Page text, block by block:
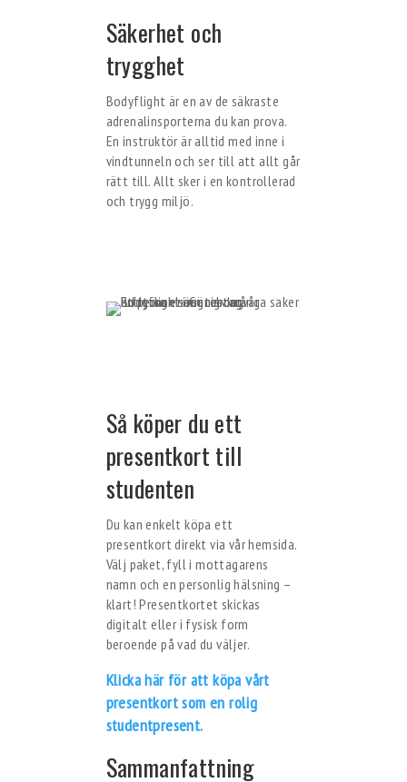
Säkerhet och
trygghet
Bodyflight är en av de säkraste
adrenalinsporterna du kan prova.
En instruktör är alltid med inne i
vindtunneln och ser till att allt går
rätt till. Allt sker i en kontrollerad
och trygg miljö.
Så köper du ett
presentkort till
studenten
Du kan enkelt köpa ett
presentkort direkt via vår hemsida.
Välj paket, fyll i mottagarens
namn och en personlig hälsning –
klart! Presentkortet skickas
digitalt eller i fysisk form
beroende på vad du väljer.
Klicka här för att köpa vårt
presentkort som en rolig
studentpresent.
Sammanfattning